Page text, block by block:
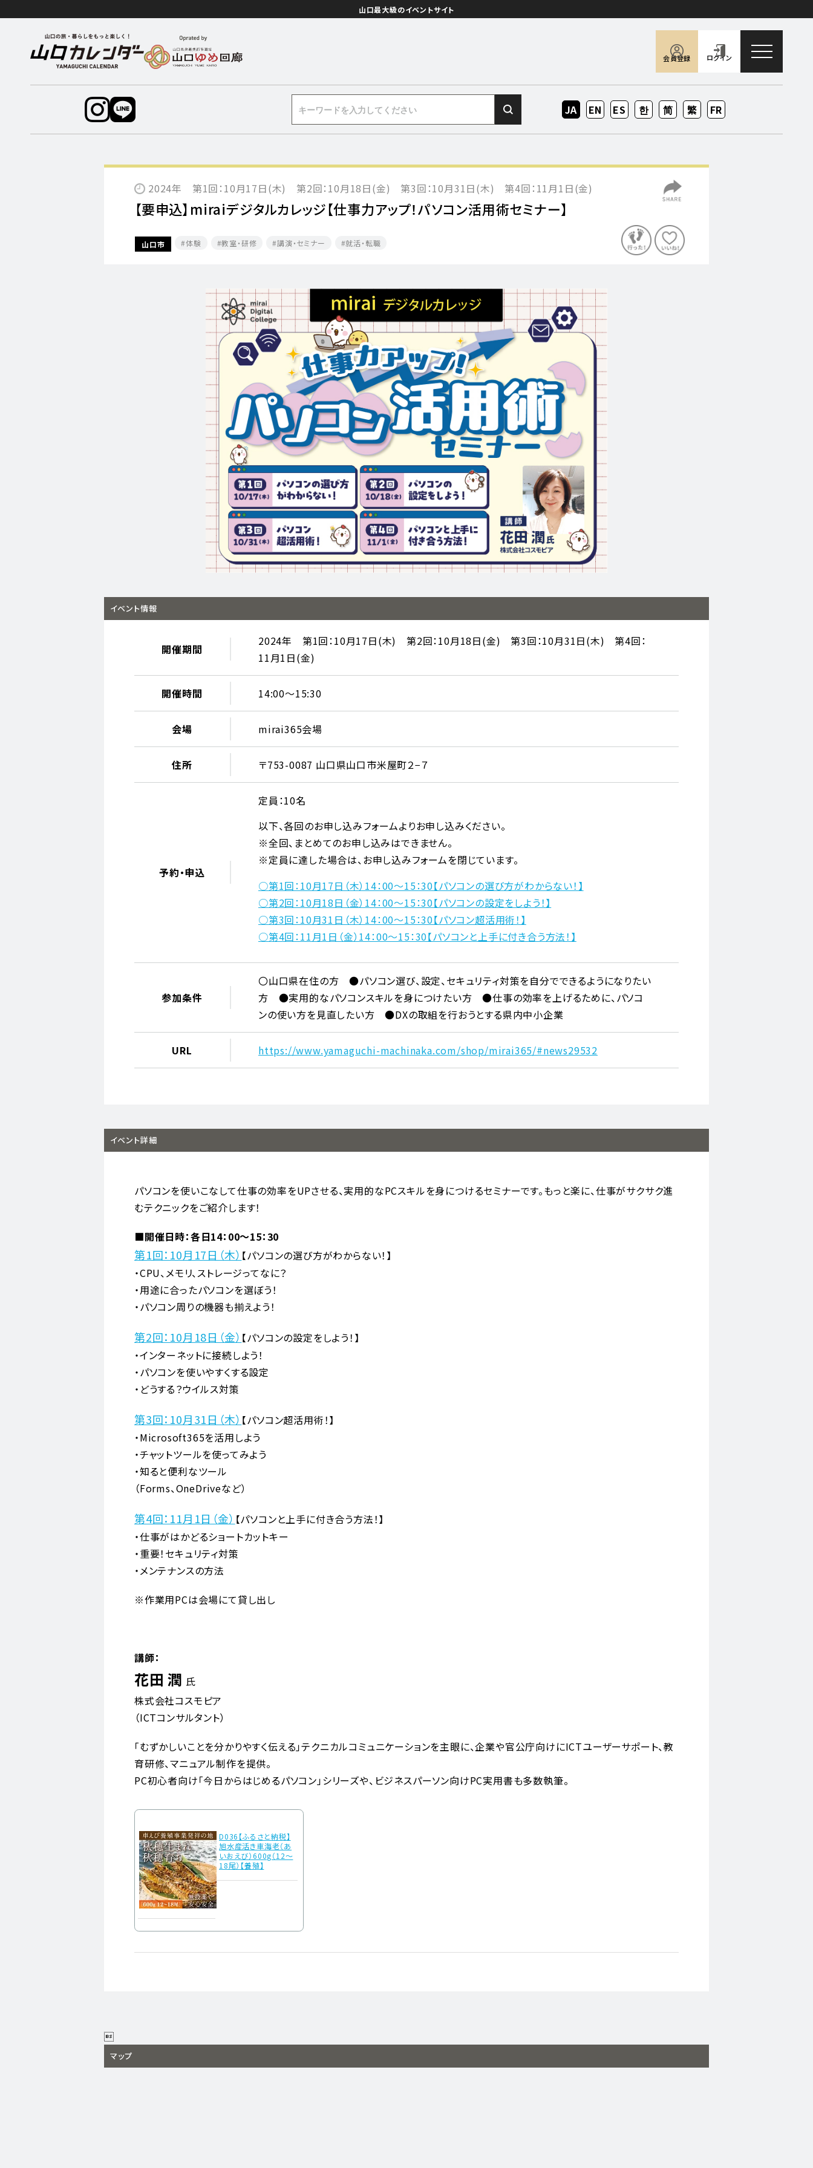
山口最大級のイベントサイト
会員登録 ログイン toggle
ZH-
ZH-
EN FR
JA KO
ES
2024年 第1回：10月17日(木) 第2回：10月18日(金) 第3回：10月31日(木) 第4回：11月1日(金)
【要申込】miraiデジタルカレッジ【仕事力アップ！パソコン活用術セミナー】
山口市 体験 教室・研修 講演・セミナー 就活・転職​
イベント情報
開催期間
2024年 第1回：10月17日(木) 第2回：10月18日(金) 第3回：10月31日(木) 第4回：
11月1日(金)
開催時間 14:00～15:30
会場 mirai365会場
住所 〒753-0087 山口県山口市米屋町２−７
予約・申込
定員：10名
以下、各回のお申し込みフォームよりお申し込みください。
※全回、まとめてのお申し込みはできません。
※定員に達した場合は、お申し込みフォームを閉じています。
○第1回：10月17日（木）14：00～15：30【パソコンの選び方がわからない！】
○第2回：10月18日（金）14：00～15：30【パソコンの設定をしよう！】
○第3回：10月31日（木）14：00～15：30【パソコン超活用術！】
○第4回：11月1日（金）14：00～15：30【パソコンと上手に付き合う方法！】
参加条件
〇山口県在住の方 ●パソコン選び、設定、セキュリティ対策を自分でできるようになりたい
方 ●実用的なパソコンスキルを身につけたい方 ●仕事の効率を上げるために、パソコ
ンの使い方を見直したい方 ●DXの取組を行おうとする県内中小企業
URL https://www.yamaguchi-machinaka.com/shop/mirai365/#news29532
イベント詳細
パソコンを使いこなして仕事の効率をUPさせる、実用的なPCスキルを身につけるセミナーです。もっと楽に、仕事がサクサク進
むテクニックをご紹介します！
■開催日時：各日14：00～15：30
第1回：10月17日（木） 【パソコンの選び方がわからない！】
・CPU、メモリ、ストレージってなに？
・用途に合ったパソコンを選ぼう！
・パソコン周りの機器も揃えよう！
第2回：10月18日（金） 【パソコンの設定をしよう！】
・インターネットに接続しよう！
・パソコンを使いやすくする設定
・どうする？ウイルス対策
第3回：10月31日（木） 【パソコン超活用術！】
・Microsoft365を活用しよう
・チャットツールを使ってみよう
・知ると便利なツール
（Forms、OneDriveなど）
第4回：11月1日（金） 【パソコンと上手に付き合う方法！】
・仕事がはかどるショートカットキー
・重要！セキュリティ対策
・メンテナンスの方法
※作業用PCは会場にて貸し出し
講師：
花田 潤 氏
株式会社コスモピア
（ICTコンサルタント）
「むずかしいことを分かりやすく伝える」テクニカルコミュニケーションを主眼に、企業や官公庁向けにICTユーザーサポート、教
育研修、マニュアル制作を提供。
PC初心者向け「今日からはじめるパソコン」シリーズや、ビジネスパーソン向けPC実用書も多数執筆。
D036【ふるさと納税】
旭水産活き車海老（あ
いおえび）600g（12～
18尾）【養殖】

マップ